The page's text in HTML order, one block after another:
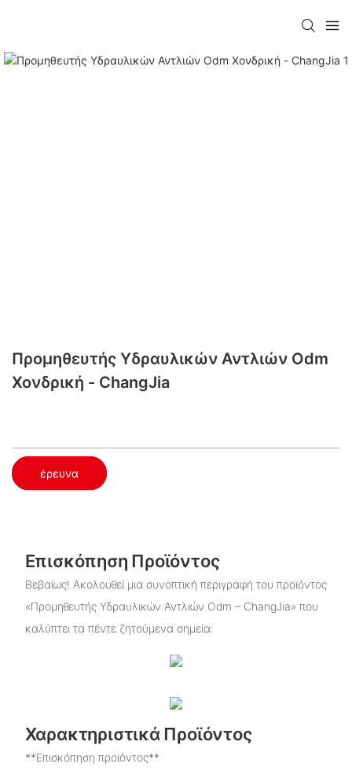
Προμηθευτής Υδραυλικών Αντλιών Odm
Χονδρική - ChangJia
έρευνα
Επισκόπηση Προϊόντος
Βεβαίως! Ακολουθεί μια συνοπτική περιγραφή του προϊόντος
«Προμηθευτής Υδραυλικών Αντλιών Odm – ChangJia» που
καλύπτει τα πέντε ζητούμενα σημεία:
Χαρακτηριστικά Προϊόντος
**Επισκόπηση προϊόντος**